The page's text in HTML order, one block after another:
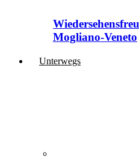
Mogliano-Veneto
Unterwegs